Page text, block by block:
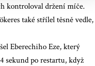
kontroloval držení míče.
také střílel těsně vedle,
Eberechiho Eze, který
sekund po restartu, když